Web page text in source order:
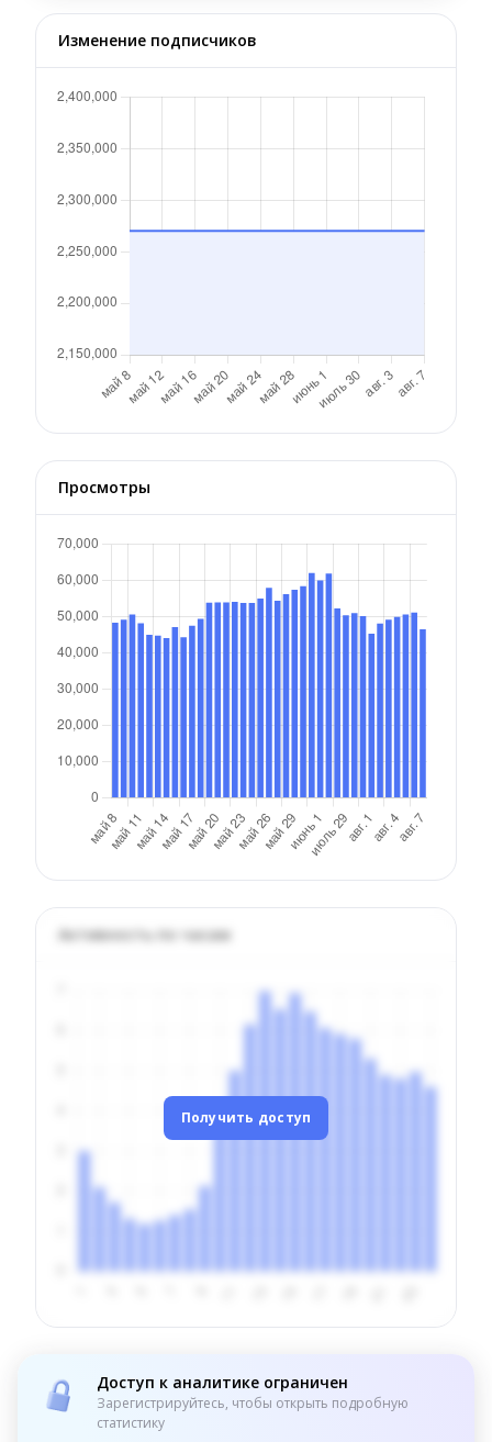
Изменение подписчиков
Просмотры
Активность по часам
Получить доступ
Доступ к аналитике ограничен
Зарегистрируйтесь, чтобы открыть подробную
статистику